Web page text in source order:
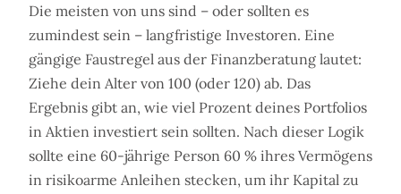
Die meisten von uns sind – oder sollten es
zumindest sein – langfristige Investoren. Eine
gängige Faustregel aus der Finanzberatung lautet:
Ziehe dein Alter von 100 (oder 120) ab. Das
Ergebnis gibt an, wie viel Prozent deines Portfolios
in Aktien investiert sein sollten. Nach dieser Logik
sollte eine 60-jährige Person 60 % ihres Vermögens
in risikoarme Anleihen stecken, um ihr Kapital zu